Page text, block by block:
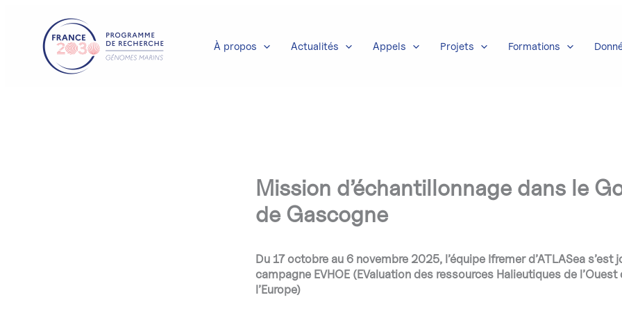
À propos Actualités Appels Projets Formations
Mission d’échantillonnage dans le
de Gascogne
Du 17 octobre au 6 novembre 2025, l’équipe Ifremer d’ATLASea s’est
campagne EVHOE (EValuation des ressources Halieutiques de l’Ouest
l’Europe)